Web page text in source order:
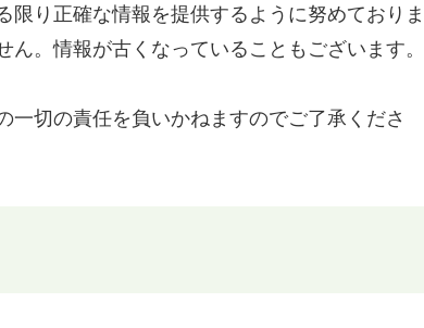
り正確な情報を提供するように努めておりま
。情報が古くなっていることもございます。
切の責任を負いかねますのでご了承くださ